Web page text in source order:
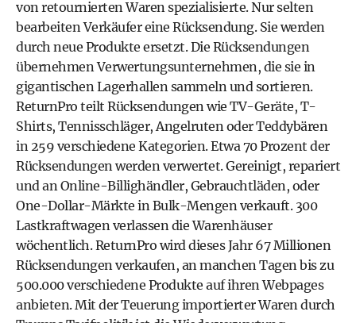
von retournierten Waren spezialisierte. Nur selten
bearbeiten Verkäufer eine Rücksendung. Sie werden
durch neue Produkte ersetzt. Die Rücksendungen
übernehmen Verwertungsunternehmen, die sie in
gigantischen Lagerhallen sammeln und sortieren.
ReturnPro teilt Rücksendungen wie TV-Geräte, T-
Shirts, Tennisschläger, Angelruten oder Teddybären
in 259 verschiedene Kategorien. Etwa 70 Prozent der
Rücksendungen werden verwertet. Gereinigt, repariert
und an Online-Billighändler, Gebrauchtläden, oder
One-Dollar-Märkte in Bulk-Mengen verkauft. 300
Lastkraftwagen verlassen die Warenhäuser
wöchentlich. ReturnPro wird dieses Jahr 67 Millionen
Rücksendungen verkaufen, an manchen Tagen bis zu
500.000 verschiedene Produkte auf ihren Webpages
anbieten. Mit der Teuerung importierter Waren durch